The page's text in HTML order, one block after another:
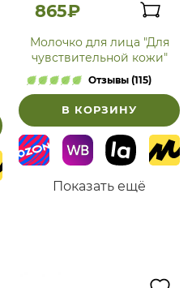
865₽
Молочко для лица "Для
чувствительной кожи"
Отзывы (115)
В КОРЗИНУ
Показать ещё